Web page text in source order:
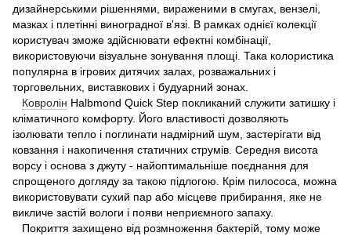
дизайнерськими рішеннями, вираженими в смугах, вензелі,
мазках і плетінні виноградної в'язі. В рамках однієї колекції
користувач зможе здійснювати ефектні комбінації,
використовуючи візуальне зонування площі. Така колористика
популярна в ігрових дитячих залах, розважальних і
торговельних, виставкових і будуарний зонах.
Ковролін Halbmond Quick Step покликаний служити затишку і
кліматичного комфорту. Його властивості дозволяють
ізолювати тепло і поглинати надмірний шум, застерігати від
ковзання і накопичення статичних струмів. Середня висота
ворсу і основа з джуту - найоптимальніше поєднання для
спрощеного догляду за такою підлогою. Крім пилососа, можна
використовувати сухий пар або місцеве прибирання, яке не
викличе застій вологи і появи неприємного запаху.
Покриття захищено від розмноження бактерій, тому може